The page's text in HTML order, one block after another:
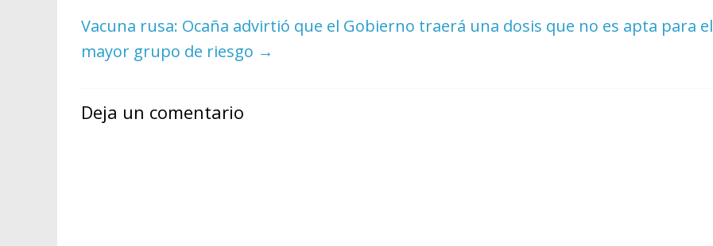
Vacuna rusa: Ocaña advirtió que el Gobierno traerá una dosis que no es apta para el
mayor grupo de riesgo →
Deja un comentario